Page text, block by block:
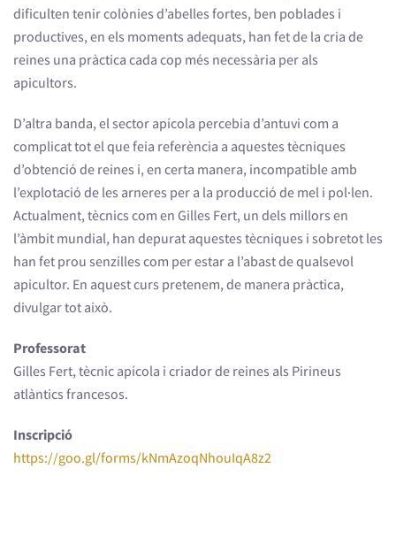
dificulten tenir colònies d’abelles fortes, ben poblades i
productives, en els moments adequats, han fet de la cria de
reines una pràctica cada cop més necessària per als
apicultors.
D’altra banda, el sector apícola percebia d’antuvi com a
complicat tot el que feia referència a aquestes tècniques
d’obtenció de reines i, en certa manera, incompatible amb
l’explotació de les arneres per a la producció de mel i pol·len.
Actualment, tècnics com en Gilles Fert, un dels millors en
l’àmbit mundial, han depurat aquestes tècniques i sobretot les
han fet prou senzilles com per estar a l’abast de qualsevol
apicultor. En aquest curs pretenem, de manera pràctica,
divulgar tot això.
Professorat
Gilles Fert, tècnic apícola i criador de reines als Pirineus
atlàntics francesos.
Inscripció
https://goo.gl/forms/kNmAzoqNhouIqA8z2